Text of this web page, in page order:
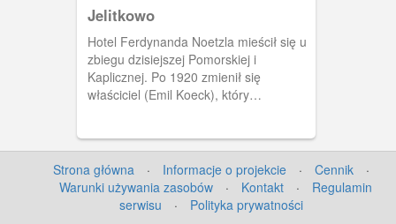
Jelitkowo
Hotel Ferdynanda Noetzla mieścił się u
zbiegu dzisiejszej Pomorskiej i
Kaplicznej. Po 1920 zmienił się
właściciel (Emil Koeck), który
Dzisiaj na jego terenie stoi Hotel
Posejdon.
Strona główna · Informacje o projekcie · Cennik
·
Warunki używania zasobów
· Kontakt ·
Regulamin
serwisu
· Polityka prywatności